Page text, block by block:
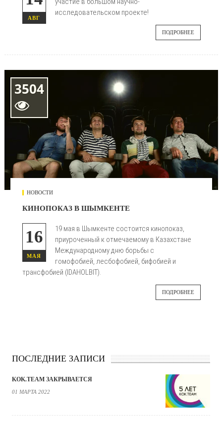
АВГ
исследовательском проекте!
ПОДРОБНЕЕ
3504

НОВОСТИ
КИНОПОКАЗ В ШЫМКЕНТЕ
16
МАЯ
19 мая в Шымкенте состоится кинопоказ,
приуроченный к отмечаемому в Казахстане
Международному дню борьбы с
гомофобией, лесбофобией, бифобией и
трансфобией (IDAHOLBIT).
ПОДРОБНЕЕ
ПОСЛЕДНИЕ ЗАПИСИ
KOK.TEAM ЗАКРЫВАЕТСЯ
01 МАРТА 2022